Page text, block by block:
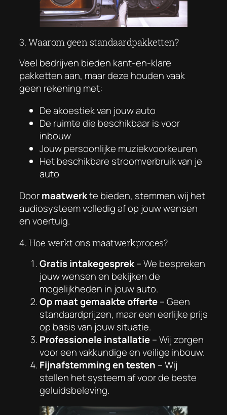
3. Waarom geen standaardpakketten?
Veel bedrijven bieden kant-en-klare
pakketten aan, maar deze houden vaak
geen rekening met:
De akoestiek van jouw auto
De ruimte die beschikbaar is voor
inbouw
Jouw persoonlijke muziekvoorkeuren
Het beschikbare stroomverbruik van je
auto
Doormaatwerkte bieden, stemmen wij het
audiosysteem volledig af op jouw wensen
en voertuig.
4. Hoe werkt ons maatwerkproces?
Gratis intakegesprek– We bespreken
jouw wensen en bekijken de
mogelijkheden in jouw auto.
Op maat gemaakte offerte– Geen
standaardprijzen, maar een eerlijke prijs
op basis van jouw situatie.
Professionele installatie– Wij zorgen
voor een vakkundige en veilige inbouw.
Fijnafstemming en testen – Wij
stellen het systeem af voor de beste
geluidsbeleving.